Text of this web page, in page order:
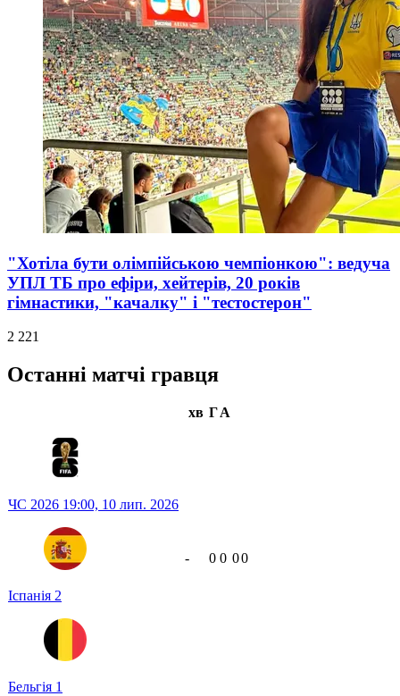
"Хотіла бути олімпійською чемпіонкою": ведуча
УПЛ ТБ про ефіри, хейтерів, 20 років
гімнастики, "качалку" і "тестостерон"
2 221
Останні матчі гравця
хв ГА
ЧС 2026 19:00, 10 лип. 2026
Іспанія 2
Бельгія 1
- 0 0 00